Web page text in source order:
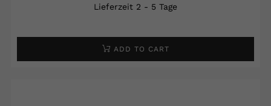
Lieferzeit 2 - 5 Tage
ADD TO CART